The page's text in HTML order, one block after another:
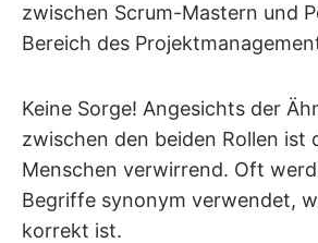
zwischen Scrum-Mastern und
Bereich des
Keine Sorge! Angesichts der
zwischen den beiden Rollen ist
Menschen verwirrend. Oft
Begriffe synonym verwendet,
korrekt ist.